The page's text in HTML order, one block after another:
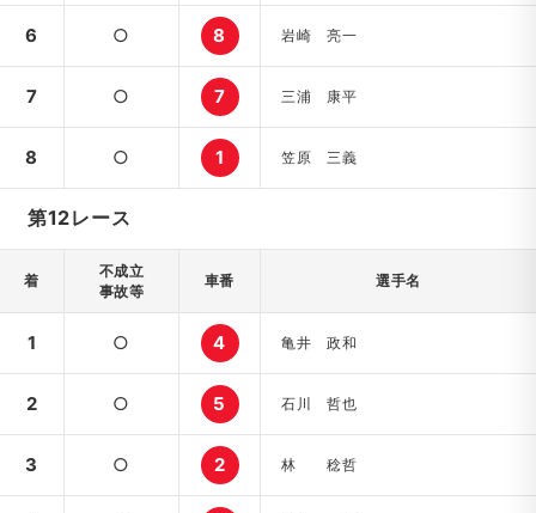
6 ○ 8 岩崎 亮一
7 ○ 7 三浦 康平
8 ○ 1 笠原 三義
第12レース
着
不成立
事故等
車番 選手名
1 ○ 4 亀井 政和
2 ○ 5 石川 哲也
3 ○ 2 林 稔哲